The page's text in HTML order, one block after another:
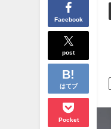
Facebook
post
はてブ
Pocket